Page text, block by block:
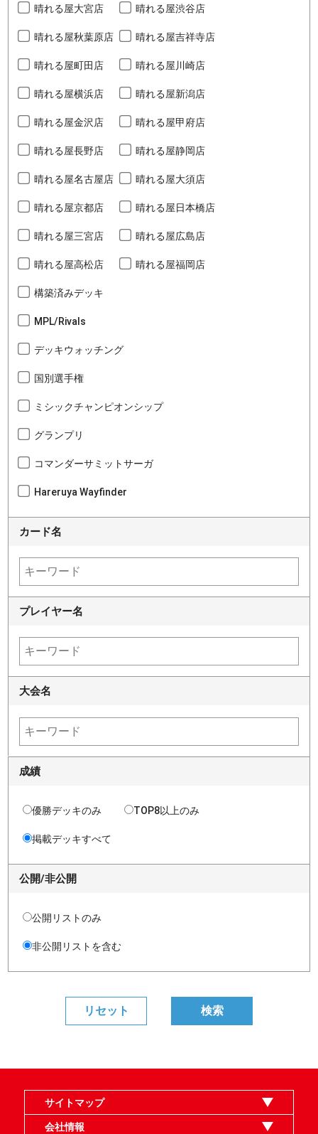
晴れる屋大宮店 晴れる屋渋谷店
晴れる屋秋葉原店 晴れる屋吉祥寺店
晴れる屋町田店 晴れる屋川崎店
晴れる屋横浜店 晴れる屋新潟店
晴れる屋金沢店 晴れる屋甲府店
晴れる屋長野店 晴れる屋静岡店
晴れる屋名古屋店 晴れる屋大須店
晴れる屋京都店 晴れる屋日本橋店
晴れる屋三宮店 晴れる屋広島店
晴れる屋高松店 晴れる屋福岡店
構築済みデッキ
MPL/Rivals
デッキウォッチング
国別選手権
ミシックチャンピオンシップ
グランプリ
コマンダーサミットサーガ
Hareruya Wayfinder
カード名
プレイヤー名
大会名
成績
優勝デッキのみ TOP8以上のみ
掲載デッキすべて
公開/非公開
公開リストのみ
非公開リストを含む
サイトマップ
オンラインショップ
買取
記事
選手一覧
デッキ検索
デッキ構築
イベント・大会
店舗のご案内
お問い合わせ
ヘルプ
FAQ
会社情報